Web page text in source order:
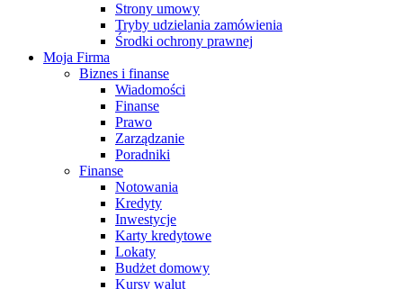
Strony umowy
Tryby udzielania zamówienia
Środki ochrony prawnej
Moja Firma
Biznes i finanse
Wiadomości
Finanse
Prawo
Zarządzanie
Poradniki
Finanse
Notowania
Kredyty
Inwestycje
Karty kredytowe
Lokaty
Budżet domowy
Kursy walut